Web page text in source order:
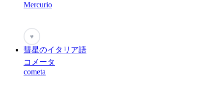
Mercurio
♥
彗星のイタリア語
コメータ
cometa